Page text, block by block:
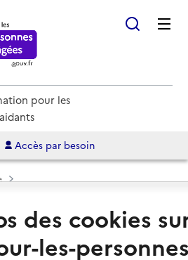
pour les
Accès par besoin
(51390) : liste
autonomie
des cookies
les-